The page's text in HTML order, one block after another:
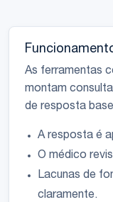
As ferramentas
montam
de resposta
A resposta é
O médico
Lacunas de
claramente.